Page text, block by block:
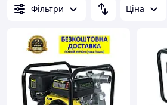
Фільтри Ціна